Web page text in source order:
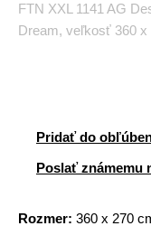
FTN XXL 1141 AG
Dream, veľkosť 360 x
Pridať do
Poslať známemu
Rozmer: 360 x 270